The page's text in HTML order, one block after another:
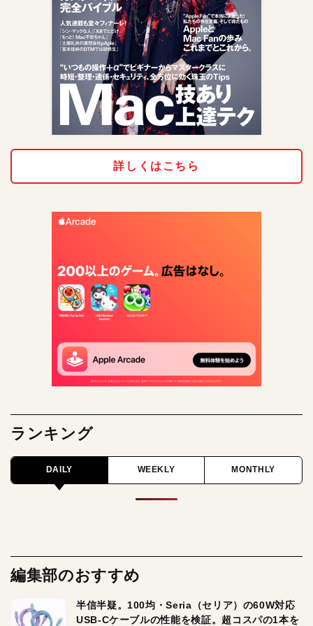
詳しくはこちら
ランキング
DAILY WEEKLY MONTHLY
編集部のおすすめ
半信半疑。100均・Seria（セリア）の60W対応
USB-Cケーブルの性能を検証。超コスパの1本を